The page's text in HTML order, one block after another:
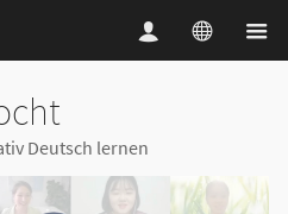
Deutsch lernen